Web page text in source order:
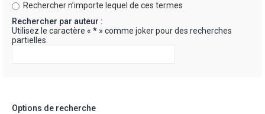
Rechercher n’importe lequel de ces termes
Rechercher par auteur :
Utilisez le caractère « * » comme joker pour des recherches
partielles.
Options de recherche